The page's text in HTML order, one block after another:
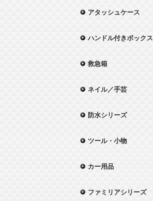
アタッシュケース
ハンドル付きボックス
救急箱
ネイル／手芸
防水シリーズ
ツール・小物
カー用品
ファミリアシリーズ